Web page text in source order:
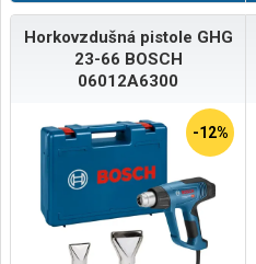
Horkovzdušná pistole GHG
23-66 BOSCH
06012A6300
-12%